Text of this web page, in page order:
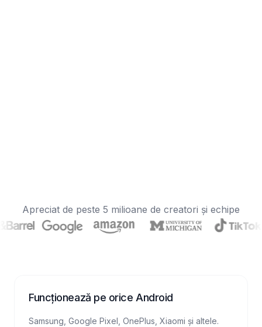
Apreciat de peste 5 milioane de creatori și echipe
Funcționează pe orice Android
Samsung, Google Pixel, OnePlus, Xiaomi și altele.